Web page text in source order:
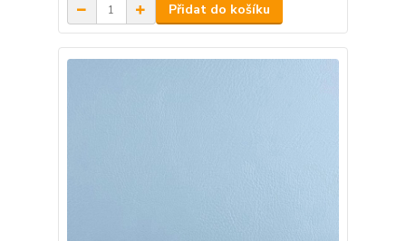
Přidat do košíku